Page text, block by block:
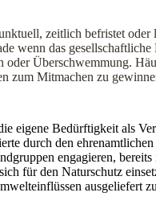
zeitlich befristet
wenn das
Überschwemmung.
zum Mitmachen zu
eigene Bedürftigkeit als
durch den
engagieren,
für den Naturschutz
ausgeliefert